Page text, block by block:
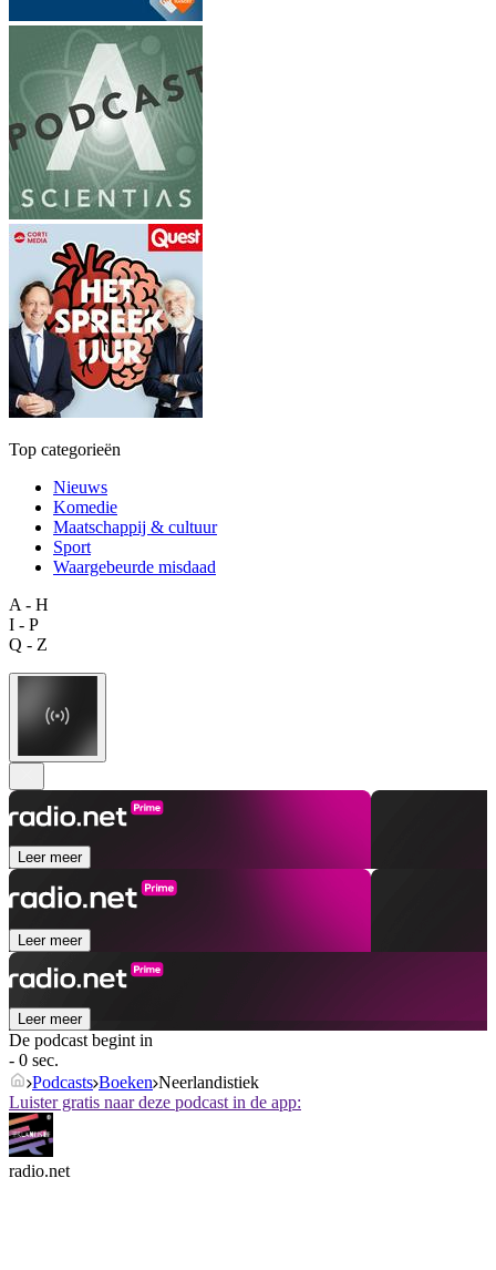
Top categorieën
Nieuws
Komedie
Maatschappij & cultuur
Sport
Waargebeurde misdaad
A - H
I - P
Q - Z
Leer meer
Leer meer
Leer meer
De podcast begint in
- 0 sec.
Podcasts Boeken Neerlandistiek
Luister gratis naar deze podcast in de app:
radio.net